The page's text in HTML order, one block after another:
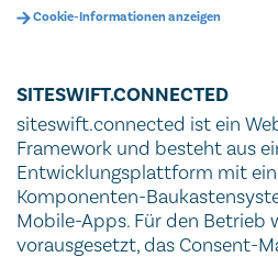
Cookie-Informationen anzeigen
SITESWIFT.CONNECTED
siteswift.connected ist ein
Framework und besteht aus
Entwicklungsplattform mit
Komponenten-
Mobile-Apps. Für den Betrieb
vorausgesetzt, das Consent-